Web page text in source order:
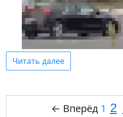
Читать далее
← Вперёд 1 2